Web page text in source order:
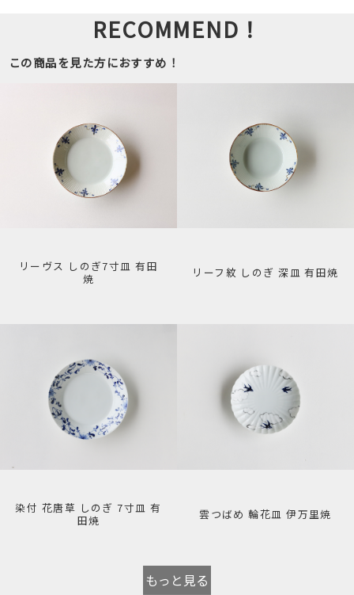
RECOMMEND！
この商品を見た方におすすめ！
リーヴス しのぎ7寸皿 有田
焼
リーフ紋 しのぎ 深皿 有田焼
染付 花唐草 しのぎ 7寸皿 有
田焼
雲つばめ 輪花皿 伊万里焼
もっと見る